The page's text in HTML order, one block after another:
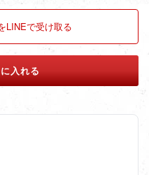
LINEで受け取る
入れる